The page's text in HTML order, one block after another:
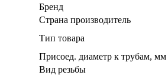
Бренд
Страна производитель
Тип товара
Присоед. диаметр к трубам, мм
Вид резьбы